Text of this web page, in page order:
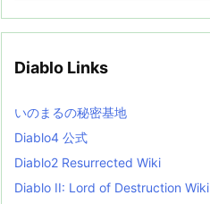
e
i
s
t
Diablo Links
いのまるの秘密基地
Diablo4 公式
Diablo2 Resurrected Wiki
Diablo II: Lord of Destruction Wiki